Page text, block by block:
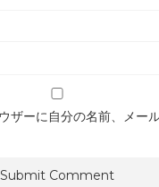
ザーに自分の名前、メー